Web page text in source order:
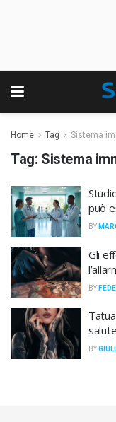
Home Tag Sistema
Tag: Sistema
può
BY
Gli
BY
BY